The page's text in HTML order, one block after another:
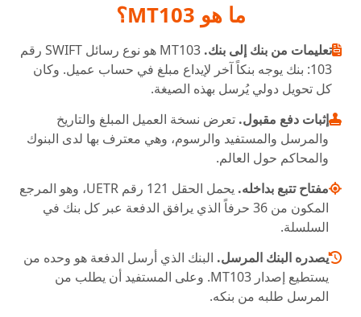
ما هو MT103؟
تعليمات من بنك إلى بنك.
MT103 هو نوع رسائل SWIFT رقم
103: بنك يوجه بنكاً آخر لإيداع مبلغ في حساب عميل. وكان
كل تحويل دولي يُرسل بهذه الصيغة.
إثبات دفع مقبول. تعرض نسخة العميل المبلغ والتاريخ
والمرسل والمستفيد والرسوم، وهي معترف بها لدى البنوك
والمحاكم حول العالم.
مفتاح تتبع بداخله.
يحمل الحقل 121 رقم UETR، وهو المرجع
المكون من 36 حرفاً الذي يرافق الدفعة عبر كل بنك في
السلسلة.
يصدره البنك المرسل. البنك الذي أرسل الدفعة هو وحده من
يستطيع إصدار MT103. وعلى المستفيد أن يطلب من
المرسل طلبه من بنكه.